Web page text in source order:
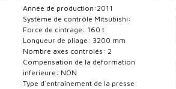
Année de production:2011
Système de contrôle Mitsubishi:
Force de cintrage: 160 t
Longueur de pliage: 3200 mm
Nombre axes controlés: 2
Compensation de la deformation
inferieure: NON
Type d´entraînement de la presse: